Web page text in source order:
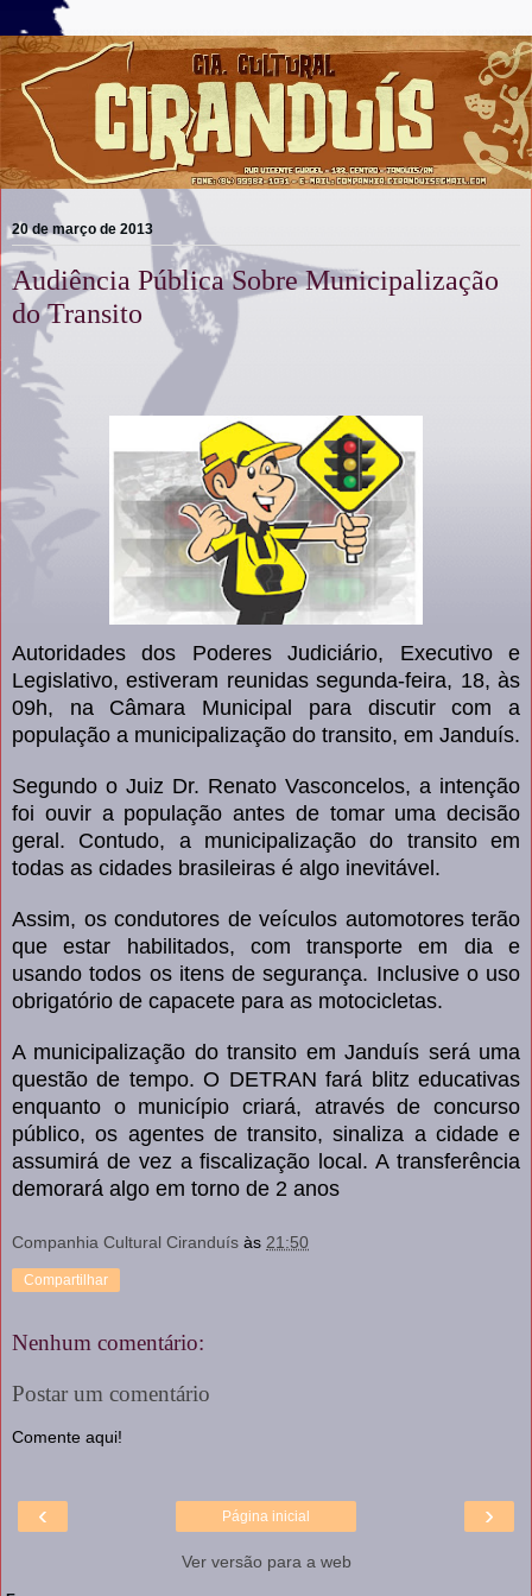
20 de março de 2013
Audiência Pública Sobre Municipalização
do Transito
Autoridades dos Poderes Judiciário, Executivo e
Legislativo, estiveram reunidas segunda-feira, 18, às
09h, na Câmara Municipal para discutir com a
população a municipalização do transito, em Janduís.
Segundo o Juiz Dr. Renato Vasconcelos, a intenção
foi ouvir a população antes de tomar uma decisão
geral. Contudo, a municipalização do transito em
todas as cidades brasileiras é algo inevitável.
Assim, os condutores de veículos automotores terão
que estar habilitados, com transporte em dia e
usando todos os itens de segurança. Inclusive o uso
obrigatório de capacete para as motocicletas.
A municipalização do transito em Janduís será uma
questão de tempo. O DETRAN fará blitz educativas
enquanto o município criará, através de concurso
público, os agentes de transito, sinaliza a cidade e
assumirá de vez a fiscalização local. A transferência
demorará algo em torno de 2 anos
Companhia Cultural Ciranduís às 21:50
Compartilhar
Nenhum comentário:
Postar um comentário
Comente aqui!
‹ ›
Página inicial
Ver versão para a web